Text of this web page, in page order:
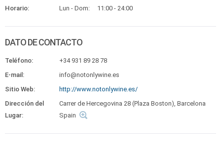
Horario:
Lun - Dom: 11:00 - 24:00
DATO DE CONTACTO
Teléfono:
+34 931 89 28 78
E-mail:
info@notonlywine.es
Sitio Web:
http://www.notonlywine.es/
Dirección del
Lugar:
Carrer de Hercegovina 28 (Plaza Boston), Barcelona
Spain